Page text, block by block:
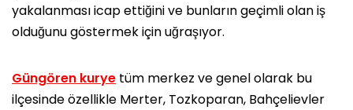
yakalanması icap ettiğini ve bunların geçimli olan iş
olduğunu göstermek için uğraşıyor.
Güngören kurye tüm merkez ve genel olarak bu
ilçesinde özellikle Merter, Tozkoparan, Bahçelievler